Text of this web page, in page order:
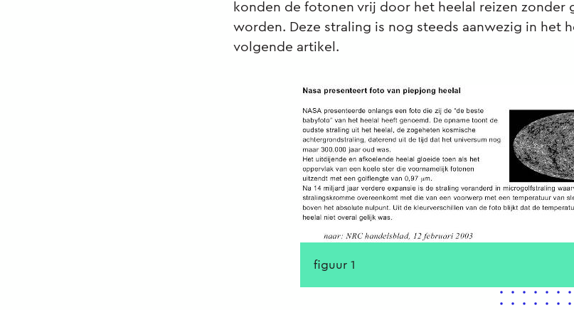
konden de fotonen vrij door het heelal reizen zonder
worden. Deze straling is nog steeds aanwezig in het
volgende artikel.
figuur 1